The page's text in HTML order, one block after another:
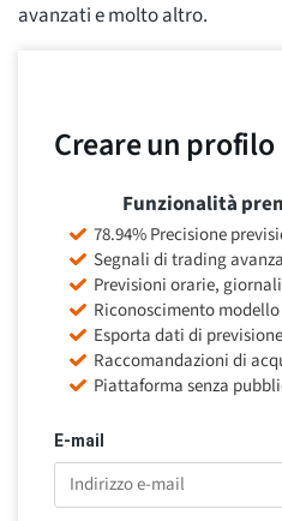
avanzati e molto altro.
Creare un profilo
E-mail
Funzionalità
78.94% Precisione
Segnali di trading
Previsioni orarie,
Riconoscimento
Esporta dati di previsione
Raccomandazioni di
Piattaforma senza